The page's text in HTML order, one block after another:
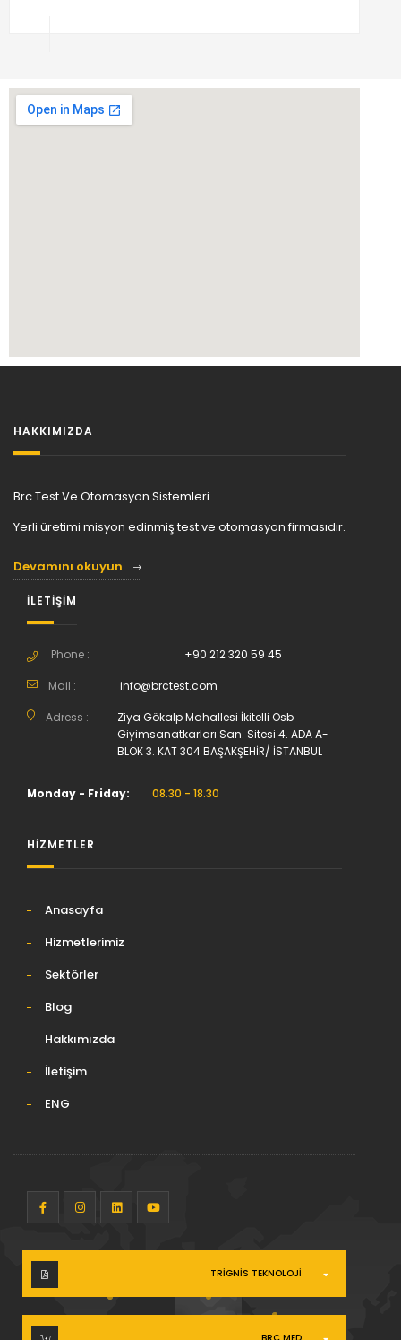
HAKKIMIZDA
Brc Test Ve Otomasyon Sistemleri
Yerli üretimi misyon edinmiş test ve otomasyon firmasıdır.
Devamını okuyun
İLETİŞİM
Phone : +90 212 320 59 45
Mail : info@brctest.com
Adress :
Ziya Gökalp Mahallesi İkitelli Osb
Giyimsanatkarları San. Sitesi 4. ADA A-
BLOK 3. KAT 304 BAŞAKŞEHİR/ İSTANBUL
Monday - Friday: 08.30 - 18.30
HİZMETLER
Anasayfa
Hizmetlerimiz
Sektörler
Blog
Hakkımızda
İletişim
ENG
TRIGNIS TEKNOLOJI